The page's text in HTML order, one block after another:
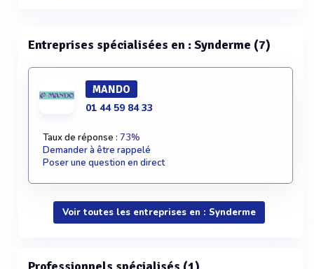
Entreprises spécialisées en : Synderme (7)
MANDO
01 44 59 84 33
Taux de réponse : 73%
Demander à être rappelé
Poser une question en direct
Voir toutes les entreprises en : Synderme